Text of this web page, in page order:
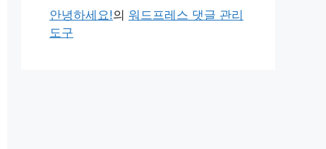
안녕하세요!의 워드프레스 댓글 관리
도구